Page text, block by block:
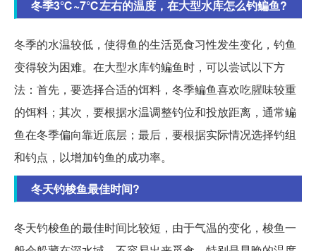
冬季3℃~7℃左右的温度，在大型水库怎么钓鳊鱼?
冬季的水温较低，使得鱼的生活觅食习性发生变化，钓鱼
变得较为困难。在大型水库钓鳊鱼时，可以尝试以下方
法：首先，要选择合适的饵料，冬季鳊鱼喜欢吃腥味较重
的饵料；其次，要根据水温调整钓位和投放距离，通常鳊
鱼在冬季偏向靠近底层；最后，要根据实际情况选择钓组
和钓点，以增加钓鱼的成功率。
冬天钓梭鱼最佳时间?
冬天钓梭鱼的最佳时间比较短，由于气温的变化，梭鱼一